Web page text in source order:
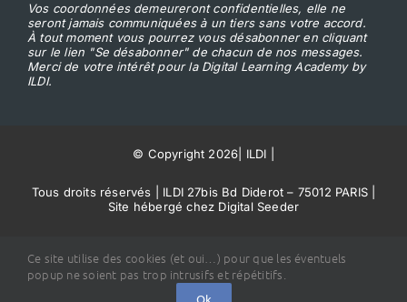
Vos coordonnées demeureront confidentielles, elle ne
seront jamais communiquées à un tiers sans votre accord.
À tout moment vous pourrez vous désabonner en cliquant
sur le lien "Se désabonner" de chacun de nos messages.
Merci de votre intérêt pour la Digital Learning Academy by
ILDI.
© Copyright 2026 ILDI
Tous droits réservés | ILDI 27bis Bd Diderot – 75012 PARIS |
Site hébergé chez Digital Seeder
Ce site utilise des cookies (et oui…) pour que les éventuels
popup ne soient pas trop intrusifs et répétitifs.
Ok